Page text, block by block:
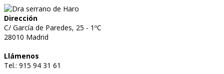
Dirección
C/ García de Paredes, 25 - 1ºC
28010 Madrid
Llámenos
Tel.: 915 94 31 61